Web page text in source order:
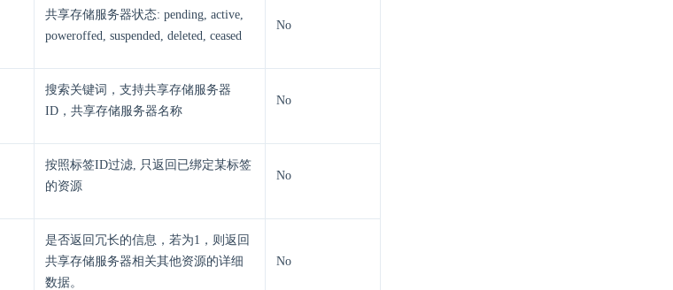
共享存储服务器状态: pending, active,
poweroffed, suspended, deleted, ceased
No
搜索关键词，支持共享存储服务器
ID，共享存储服务器名称
No
按照标签ID过滤, 只返回已绑定某标签
的资源
No
是否返回冗长的信息，若为1，则返回
共享存储服务器相关其他资源的详细
数据。
No